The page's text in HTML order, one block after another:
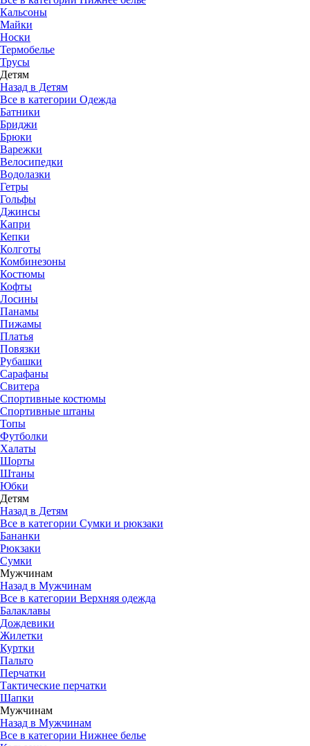
Кальсоны
Майки
Носки
Термобелье
Трусы
Детям
Назад в Детям
Все в категории Одежда
Батники
Бриджи
Брюки
Варежки
Велосипедки
Водолазки
Гетры
Гольфы
Джинсы
Капри
Кепки
Колготы
Комбинезоны
Костюмы
Кофты
Лосины
Панамы
Пижамы
Платья
Повязки
Рубашки
Сарафаны
Свитера
Спортивные костюмы
Спортивные штаны
Топы
Футболки
Халаты
Шорты
Штаны
Юбки
Детям
Назад в Детям
Все в категории Сумки и рюкзаки
Бананки
Рюкзаки
Сумки
Мужчинам
Назад в Мужчинам
Все в категории Верхняя одежда
Балаклавы
Дождевики
Жилетки
Куртки
Пальто
Перчатки
Тактические перчатки
Шапки
Мужчинам
Назад в Мужчинам
Все в категории Нижнее белье